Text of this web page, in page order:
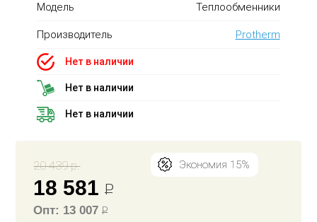
Модель Теплообменники
Производитель Protherm
Нет в наличии
Нет в наличии
Нет в наличии
20 439 р. Экономия 15%
18 581Р
Опт: 13 007Р